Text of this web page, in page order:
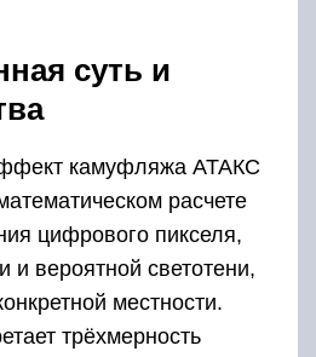
суть и
камуфляжа АТАКС
расчете
цифрового пикселя,
и вероятной светотени,
местности.
трёхмерность